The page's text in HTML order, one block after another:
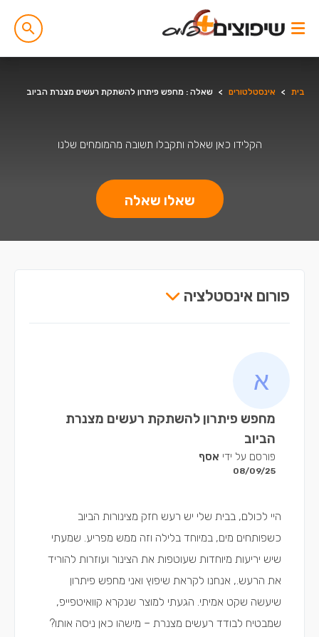
בית > אינסטלטורים > שאלה : מחפש פיתרון להשתקת רעשים מצנרת הביוב
הקלידו כאן שאלה ותקבלו תשובה מהמומחים שלנו
שאלו שאלה
פורום אינסטלציה
מחפש פיתרון להשתקת רעשים מצנרת
הביוב
פורסם על ידי אסף
08/09/25
היי לכולם, בבית שלי יש רעש חזק מצינורות הביוב
כשפותחים מים, במיוחד בלילה וזה ממש מפריע. שמעתי
שיש יריעות מיוחדות שעוטפות את הצינור ועוזרות להוריד
את הרעש., אנחנו לקראת שיפוץ ואני מחפש פיתרון
שיעשה שקט אמיתי. הגעתי למוצר שנקרא קוואיטפייפ,
שמבטיח לבודד רעשים מצנרת – מישהו כאן ניסה אותו?